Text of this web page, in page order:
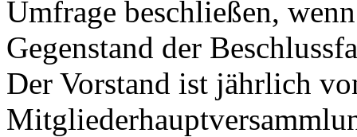
Umfrage beschließen,
Gegenstand der
Der Vorstand ist jährlich